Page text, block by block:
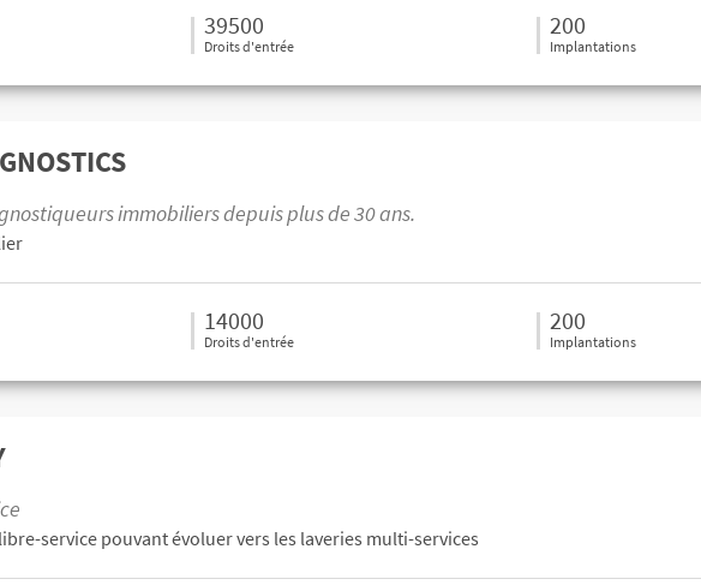
39500
Droits d'entrée
200
Implantations
immobiliers depuis plus de 30 ans.
14000
Droits d'entrée
200
Implantations
service pouvant évoluer vers les laveries multi-services